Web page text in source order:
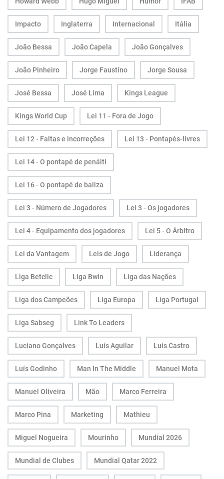
Impacto Inglaterra Internacional Itália
João Bessa João Capela João Gonçalves
João Pinheiro Jorge Faustino Jorge Sousa
José Bessa José Lima Kings League
Kings World Cup Lei 11 - Fora de Jogo
Lei 12 - Faltas e incorreções Lei 13 - Pontapés-livres
Lei 14 - O pontapé de penálti
Lei 16 - O pontapé de baliza
Lei 3 - Número de Jogadores Lei 3 - Os jogadores
Lei 4 - Equipamento dos jogadores Lei 5 - O Árbitro
Lei da Vantagem Leis de Jogo Liderança
Liga Betclic Liga Bwin Liga das Nações
Liga dos Campeões Liga Europa Liga Portugal
Liga Sabseg Link To Leaders
Luciano Gonçalves Luís Aguilar Luís Castro
Luís Godinho Man In The Middle Manuel Mota
Manuel Oliveira Mão Marco Ferreira
Marco Pina Marketing Mathieu
Miguel Nogueira Mourinho Mundial 2026
Mundial de Clubes Mundial Qatar 2022